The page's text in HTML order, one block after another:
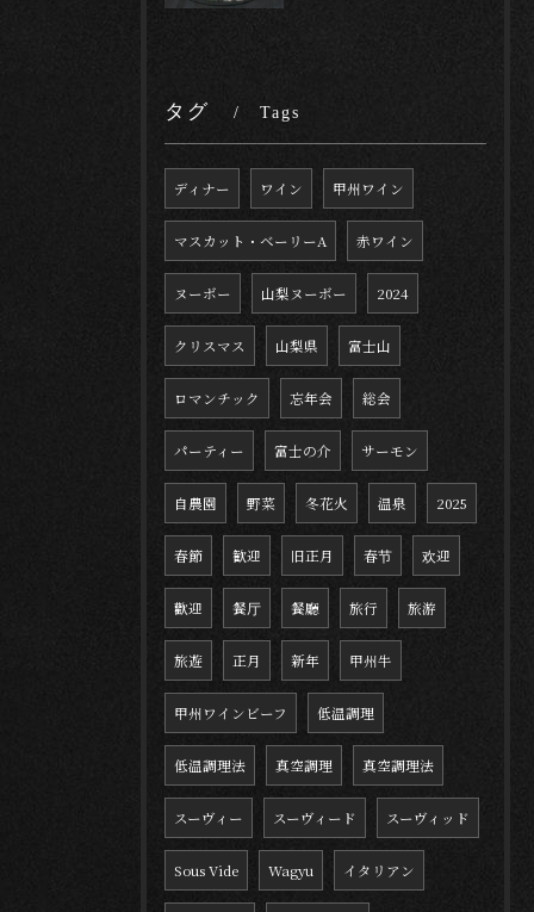
タグ Tags
ディナー ワイン 甲州ワイン
マスカット・ベーリーA 赤ワイン
ヌーボー 山梨ヌーボー 2024
クリスマス 山梨県 富士山
ロマンチック 忘年会 総会
パーティー 富士の介 サーモン
自農園 野菜 冬花火 温泉 2025
春節 歓迎 旧正月 春节 欢迎
歡迎 餐厅 餐廳 旅行 旅游
旅遊 正月 新年 甲州牛
甲州ワインビーフ 低温調理
低温調理法 真空調理 真空調理法
スーヴィー スーヴィード スーヴィッド
Sous Vide Wagyu イタリアン